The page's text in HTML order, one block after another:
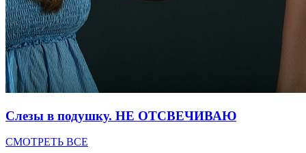
Слезы в подушку. НЕ ОТСВЕЧИВАЮ
СМОТРЕТЬ ВСЕ